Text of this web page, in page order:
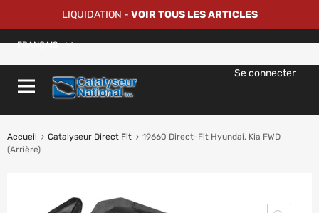
LIQUIDATION - VOIR TOUS LES ARTICLES
FRANÇAIS
Se connecter
Accueil Catalyseur Direct Fit
19660 Direct-Fit Hyundai, Kia FWD
(Arrière)